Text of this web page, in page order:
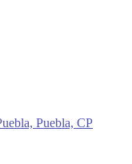
Puebla, CP